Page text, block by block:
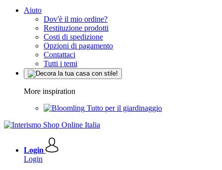
Aiuto
Dov'è il mio ordine?
Restituzione prodotti
Costi di spedizione
Opzioni di pagamento
Contattaci
Tutti i temi
More inspiration
Tutto per il giardinaggio
Login
Login